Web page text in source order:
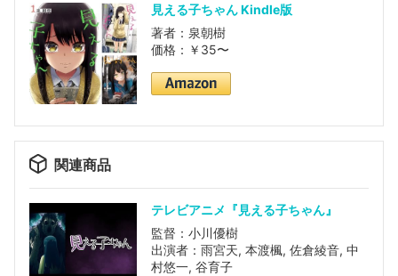
見える子ちゃん Kindle版
著者：泉朝樹
価格：￥35〜
関連商品
テレビアニメ『見える子ちゃん』
監督：小川優樹
出演者：雨宮天, 本渡楓, 佐倉綾音, 中
村悠一, 谷育子